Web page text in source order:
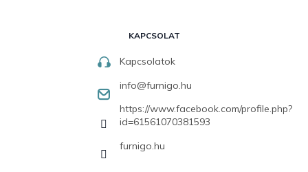
KAPCSOLAT
Kapcsolatok
info@furnigo.hu
https://www.facebook.com/profile.php?
id=61561070381593
furnigo.hu